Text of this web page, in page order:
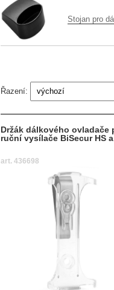
Stojan pro
Řazení:
Držák dálkového ovladače
ruční vysílače BiSecur HS a
art. 436698